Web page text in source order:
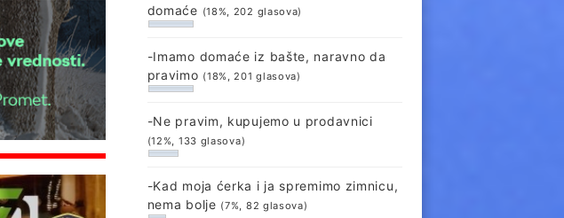
domaće (18%, 202 glasova)
-Imamo domaće iz bašte, naravno da
pravimo (18%, 201 glasova)
-Ne pravim, kupujemo u prodavnici
(12%, 133 glasova)
-Kad moja ćerka i ja spremimo zimnicu,
nema bolje (7%, 82 glasova)